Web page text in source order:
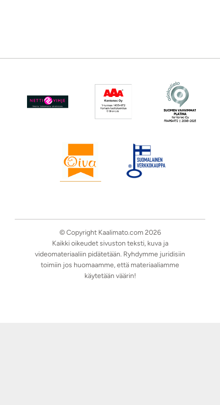
© Copyright Kaalimato.com 2026
Kaikki oikeudet sivuston teksti, kuva ja
videomateriaaliin pidätetään. Ryhdymme juridisiin
toimiin jos huomaamme, että materiaaliamme
käytetään väärin!